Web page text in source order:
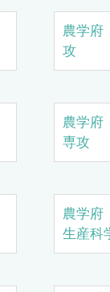
農学
攻
農学
専攻
農学
生産科